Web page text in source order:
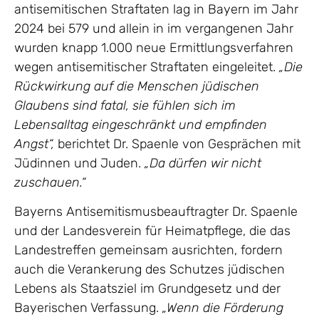
antisemitischen Straftaten lag in Bayern im Jahr
2024 bei 579 und allein in im vergangenen Jahr
wurden knapp 1.000 neue Ermittlungsverfahren
wegen antisemitischer Straftaten eingeleitet. „Die
Rückwirkung auf die Menschen jüdischen
Glaubens sind fatal, sie fühlen sich im
Lebensalltag eingeschränkt und empfinden
Angst“, berichtet Dr. Spaenle von Gesprächen mit
Jüdinnen und Juden. „Da dürfen wir nicht
zuschauen.“
Bayerns Antisemitismusbeauftragter Dr. Spaenle
und der Landesverein für Heimatpflege, die das
Landestreffen gemeinsam ausrichten, fordern
auch die Verankerung des Schutzes jüdischen
Lebens als Staatsziel im Grundgesetz und der
Bayerischen Verfassung. „Wenn die Förderung